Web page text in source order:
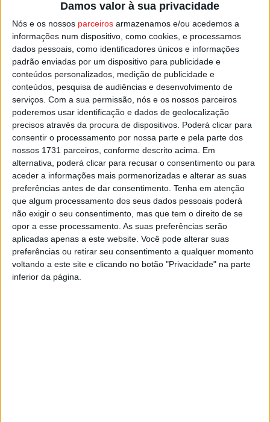
Damos valor à sua privacidade
Nós e os nossos parceiros armazenamos e/ou acedemos a
informações num dispositivo, como cookies, e processamos
dados pessoais, como identificadores únicos e informações
padrão enviadas por um dispositivo para publicidade e
conteúdos personalizados, medição de publicidade e
conteúdos, pesquisa de audiências e desenvolvimento de
serviços. Com a sua permissão, nós e os nossos parceiros
poderemos usar identificação e dados de geolocalização
precisos através da procura de dispositivos. Poderá clicar para
consentir o processamento por nossa parte e pela parte dos
nossos 1731 parceiros, conforme descrito acima. Em
alternativa, poderá clicar para recusar o consentimento ou para
aceder a informações mais pormenorizadas e alterar as suas
preferências antes de dar consentimento. Tenha em atenção
que algum processamento dos seus dados pessoais poderá
não exigir o seu consentimento, mas que tem o direito de se
opor a esse processamento. As suas preferências serão
aplicadas apenas a este website. Você pode alterar suas
preferências ou retirar seu consentimento a qualquer momento
voltando a este site e clicando no botão "Privacidade" na parte
inferior da página.
quer para apoio à aquisição de viaturas.
É uma verba de reforço e por isso não entra no pacote de
83.033 euros de apoios já concedidos para as equipas
de intervenção permanente, que foram reforçadas no ano
passado, e que têm uma operacionalidade de 24 horas
para garantirem a proteção imediata de pessoas e bens,
através do socorro em permanência.
O presidente da Câmara de Nelas, anunciou durante a
cerimónia a intenção da autarquia em avançar com um
regulamento municipal para o bombeiro voluntário,
contemplando a concessão de apoios sociais a estes
operacionais.
Esta e outras notícias para ouvir na Estação Diária – 96.8
FM ou emwww.968.fm.